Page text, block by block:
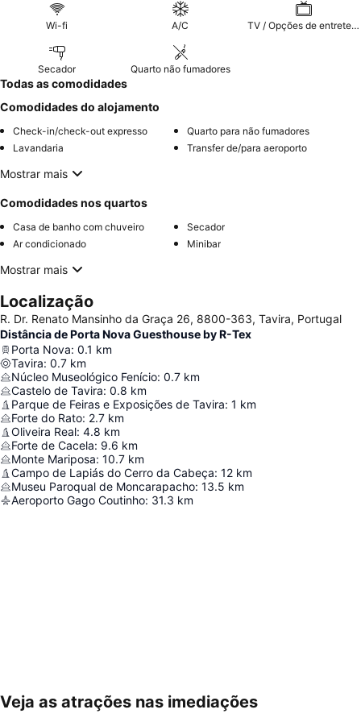
Wi-fi A/C TV / Opções de entretenimento
Secador Quarto não fumadores
Todas as comodidades
Comodidades do alojamento
Check-in/check-out expresso
Quarto para não fumadores
Lavandaria
Transfer de/para aeroporto
Mostrar mais
Comodidades nos quartos
Casa de banho com chuveiro
Secador
Ar condicionado
Minibar
Mostrar mais
Localização
R. Dr. Renato Mansinho da Graça 26, 8800-363, Tavira, Portugal
Distância de Porta Nova Guesthouse by R-Tex
Porta Nova: 0.1 km
Tavira: 0.7 km
Núcleo Museológico Fenício: 0.7 km
Castelo de Tavira: 0.8 km
Parque de Feiras e Exposições de Tavira: 1 km
Forte do Rato: 2.7 km
Oliveira Real: 4.8 km
Forte de Cacela: 9.6 km
Monte Mariposa: 10.7 km
Campo de Lapiás do Cerro da Cabeça: 12 km
Museu Paroqual de Moncarapacho: 13.5 km
Aeroporto Gago Coutinho: 31.3 km
Ampliar mapa
Veja as atrações nas imediações